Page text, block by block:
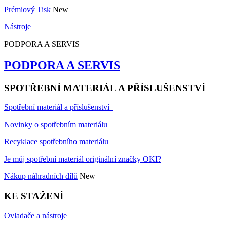
Prémiový Tisk New
Nástroje
PODPORA A SERVIS
PODPORA A SERVIS
SPOTŘEBNÍ MATERIÁL A PŘÍSLUŠENSTVÍ
Spotřební materiál a příslušenství
Novinky o spotřebním materiálu
Recyklace spotřebního materiálu
Je můj spotřební materiál originální značky OKI?
Nákup náhradních dílů New
KE STAŽENÍ
Ovladače a nástroje